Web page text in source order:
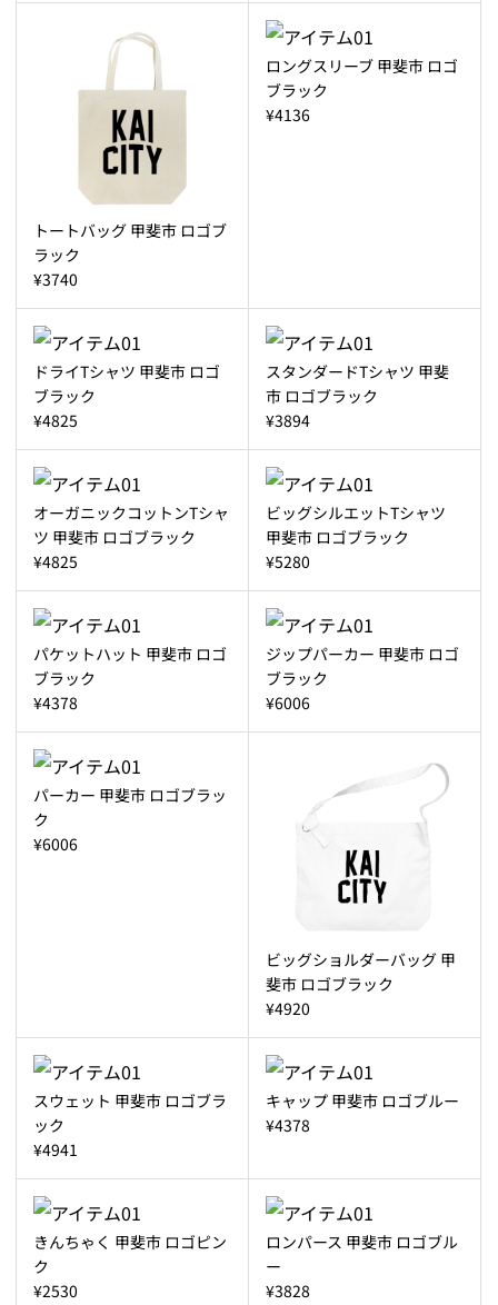
トートバッグ 甲斐市 ロゴブ
ラック
¥3740
ロングスリーブ 甲斐市 ロゴ
ブラック
¥4136
ドライTシャツ 甲斐市 ロゴ
ブラック
¥4825
スタンダードTシャツ 甲斐
市 ロゴブラック
¥3894
オーガニックコットンTシャ
ツ 甲斐市 ロゴブラック
¥4825
ビッグシルエットTシャツ
甲斐市 ロゴブラック
¥5280
パケットハット 甲斐市 ロゴ
ブラック
¥4378
ジップパーカー 甲斐市 ロゴ
ブラック
¥6006
パーカー 甲斐市 ロゴブラッ
ク
¥6006
ビッグショルダーバッグ 甲
斐市 ロゴブラック
¥4920
スウェット 甲斐市 ロゴブラ
ック
¥4941
キャップ 甲斐市 ロゴブルー
¥4378
きんちゃく 甲斐市 ロゴピン
ク
¥2530
ロンパース 甲斐市 ロゴブル
ー
¥3828